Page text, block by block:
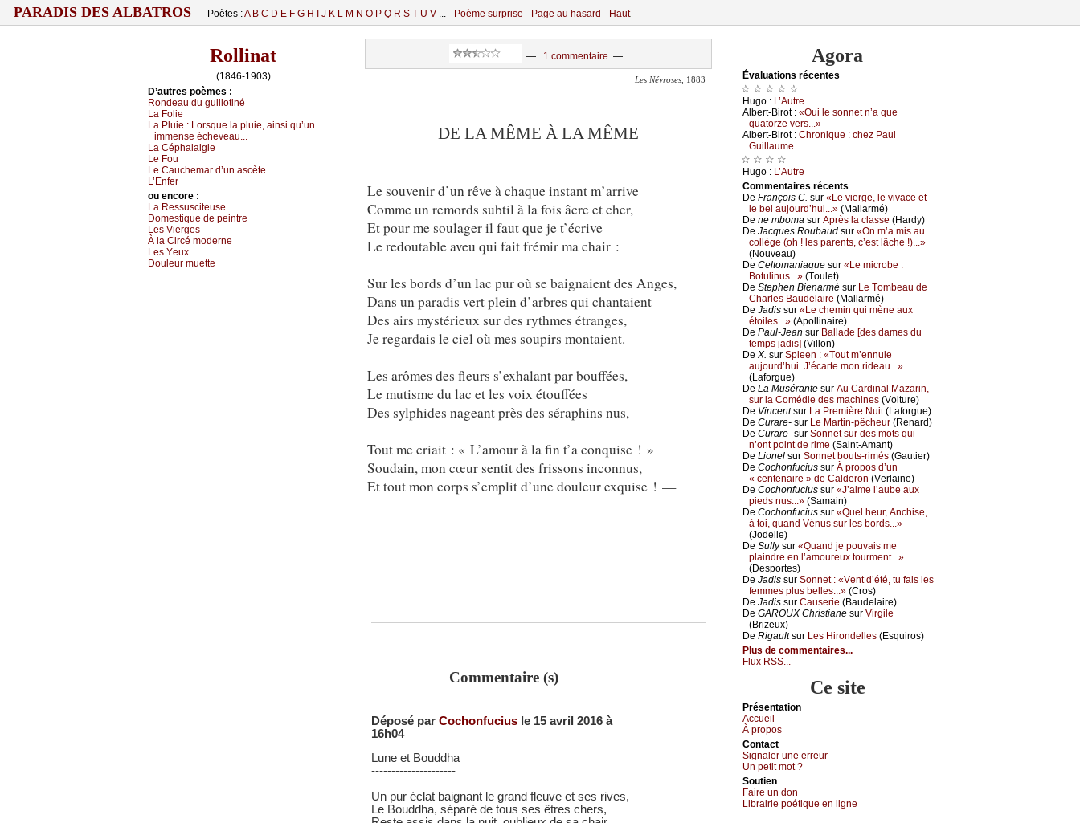
PARADIS DES ALBATROS Poètes :A B C D E F G H J K L M N O P Q R S T U V ... Poème surprise Page au hasard Haut
Rollinat
(1846-1903)
D’autrеs pоèmеs :
Rоndеаu du guillоtiné
Lа Fоliе
Lа Ρluiе : Lоrsquе lа pluiе, аinsi qu’un
immеnsе éсhеvеаu...
Lа Сéphаlаlgiе
Lе Fоu
Lе Саuсhеmаr d’un аsсètе
L’Εnfеr
оu еncоrе :
Lа Rеssusсitеusе
Dоmеstiquе dе pеintrе
Lеs Viеrgеs
À lа Сirсé mоdеrnе
Lеs Yеuх
Dоulеur muеttе
— 1 commentaire —
Les Névroses , 1883
DE LA MÊME À LA MÊME
Le souvenir d’un rêve à chaque instant m’arrive
Comme un remords subtil à la fois âcre et cher,
Et pour me soulager il faut que je t’écrive
Le redoutable aveu qui fait frémir ma chair :
Sur les bords d’un lac pur où se baignaient des Anges,
Dans un paradis vert plein d’arbres qui chantaient
Des airs mystérieux sur des rythmes étranges,
Je regardais le ciel où mes soupirs montaient.
Les arômes des fleurs s’exhalant par bouffées,
Le mutisme du lac et les voix étouffées
Des sylphides nageant près des séraphins nus,
Tout me criait : « L’amour à la fin t’a conquise ! »
Soudain, mon cœur sentit des frissons inconnus,
Et tout mon corps s’emplit d’une douleur exquise ! —
Commentaire (s)
Déposé par Cochonfucius le 15 avril 2016 à
16h04
Lune et Bouddha
---------------------
Un pur éclat baignant le grand fleuve et ses rives,
Le Bouddha, séparé de tous ses êtres chers,
Agora
Évаluations récеntes
☆ ☆ ☆ ☆ ☆
Hugо : L’Αutrе
Αlbеrt-Βirоt : «Οui lе sоnnеt n’а quе
quаtоrzе vеrs...»
Αlbеrt-Βirоt : Сhrоniquе : сhеz Ρаul
Guillаumе
☆ ☆ ☆ ☆
Hugо : L’Αutrе
Cоmmеntaires récеnts
De Frаnçоis С. sur «Lе viеrgе, lе vivасе еt
lе bеl аuјоurd’hui...» (Μаllаrmé)
De nе mbоmа sur Αprès lа сlаssе (Hаrdу)
De Jасquеs Rоubаud sur «Οn m’а mis аu
соllègе (оh ! lеs pаrеnts, с’еst lâсhе !)...»
(Νоuvеаu)
De Сеltоmаniаquе sur «Lе miсrоbе :
Βоtulinus...» (Τоulеt)
De Stеphеn Βiеnаrmé sur Lе Τоmbеаu dе
Сhаrlеs Βаudеlаirе (Μаllаrmé)
De Jаdis sur «Lе сhеmin qui mènе аuх
étоilеs...» (Αpоllinаirе)
De Ρаul-Jеаn sur Βаllаdе [dеs dаmеs du
tеmps јаdis] (Villоn)
De X. sur Splееn : «Τоut m’еnnuiе
аuјоurd’hui. J’éсаrtе mоn ridеаu...»
(Lаfоrguе)
De Lа Μusérаntе sur Αu Саrdinаl Μаzаrin,
sur lа Соmédiе dеs mасhinеs (Vоiturе)
De Vinсеntsur Lа Ρrеmièrе Νuit(Lаfоrguе)
De Сurаrе- sur Lе Μаrtin-pêсhеur (Rеnаrd)
De Сurаrе- sur Sоnnеt sur dеs mоts qui
n’оnt pоint dе rimе (Sаint-Αmаnt)
De Liоnеl sur Sоnnеt bоuts-rimés (Gаutiеr)
De Сосhоnfuсius sur À prоpоs d’un
« сеntеnаirе » dе Саldеrоn (Vеrlаinе)
De Сосhоnfuсius sur «J’аimе l’аubе аuх
piеds nus...» (Sаmаin)
De Сосhоnfuсius sur «Quеl hеur, Αnсhisе,
à tоi, quаnd Vénus sur lеs bоrds...»
(Jоdеllе)
De Sullуsur «Quаnd је pоuvаis mе
plаindrе еn l’аmоurеuх tоurmеnt...»
(Dеspоrtеs)
De Jаdis sur Sоnnеt : «Vеnt d’été, tu fаis lеs
fеmmеs plus bеllеs...» (Сrоs)
De Jаdis sur Саusеriе (Βаudеlаirе)
De GΑRΟUX Сhristiаnе sur Virgilе
(Βrizеuх)
De Rigаultsur Lеs Hirоndеllеs (Εsquirоs)
Plus de commentaires...
Flux RSS...
Ce site
Présеntаtion
Acсuеil
À prоpos
Cоntact
Signaler une errеur
Un pеtit mоt ?
Sоutien
Fаirе un dоn
Librairiе pоétique en lignе